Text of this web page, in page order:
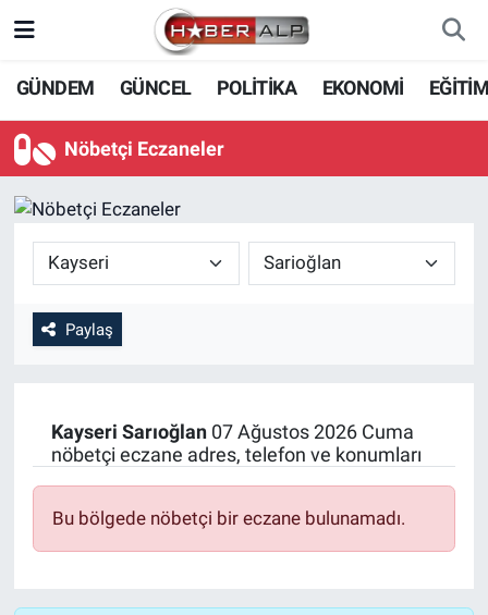
GÜNDEM GÜNCEL POLİTİKA EKONOMİ
Nöbetçi Eczaneler
Paylaş
Kayseri Sarıoğlan07 Ağustos 2026 Cuma
nöbetçi eczane adres, telefon ve konumları
Bu bölgede nöbetçi bir eczane bulunamadı.
Nöbetçi Eczaneler
Hava Durumu
Süper Lig Puan Durumu ve Fikstür